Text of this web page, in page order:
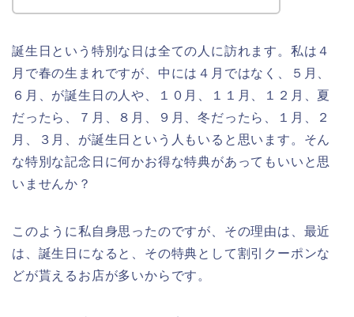
誕生日という特別な日は全ての人に訪れます。私は４
月で春の生まれですが、中には４月ではなく、５月、
６月、が誕生日の人や、１０月、１１月、１２月、夏
だったら、７月、８月、９月、冬だったら、１月、２
月、３月、が誕生日という人もいると思います。そん
な特別な記念日に何かお得な特典があってもいいと思
いませんか？
このように私自身思ったのですが、その理由は、最近
は、誕生日になると、その特典として割引クーポンな
どが貰えるお店が多いからです。